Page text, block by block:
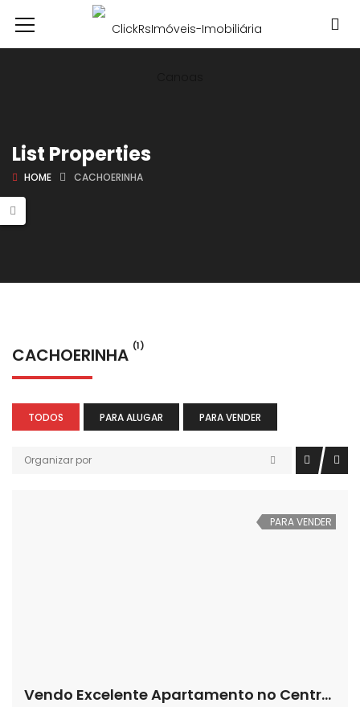
List Properties
HOME CACHOERINHA
CACHOERINHA (1)
TODOS PARA ALUGAR PARA VENDER
Organizar por
PARA VENDER
Vendo Excelente Apartamento no Centro de Cachoeirinha